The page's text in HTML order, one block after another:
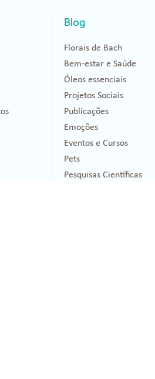
Blog
Florais de Bach
Bem-estar e Saúde
Óleos essenciais
Projetos Sociais
Publicações
Emoções
Eventos e Cursos
Pets
Pesquisas Científicas